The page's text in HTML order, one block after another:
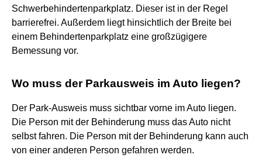
Schwerbehindertenparkplatz. Dieser ist in der Regel
barrierefrei. Außerdem liegt hinsichtlich der Breite bei
einem Behindertenparkplatz eine großzügigere
Bemessung vor.
Wo muss der Parkausweis im Auto liegen?
Der Park-Ausweis muss sichtbar vorne im Auto liegen.
Die Person mit der Behinderung muss das Auto nicht
selbst fahren. Die Person mit der Behinderung kann auch
von einer anderen Person gefahren werden.